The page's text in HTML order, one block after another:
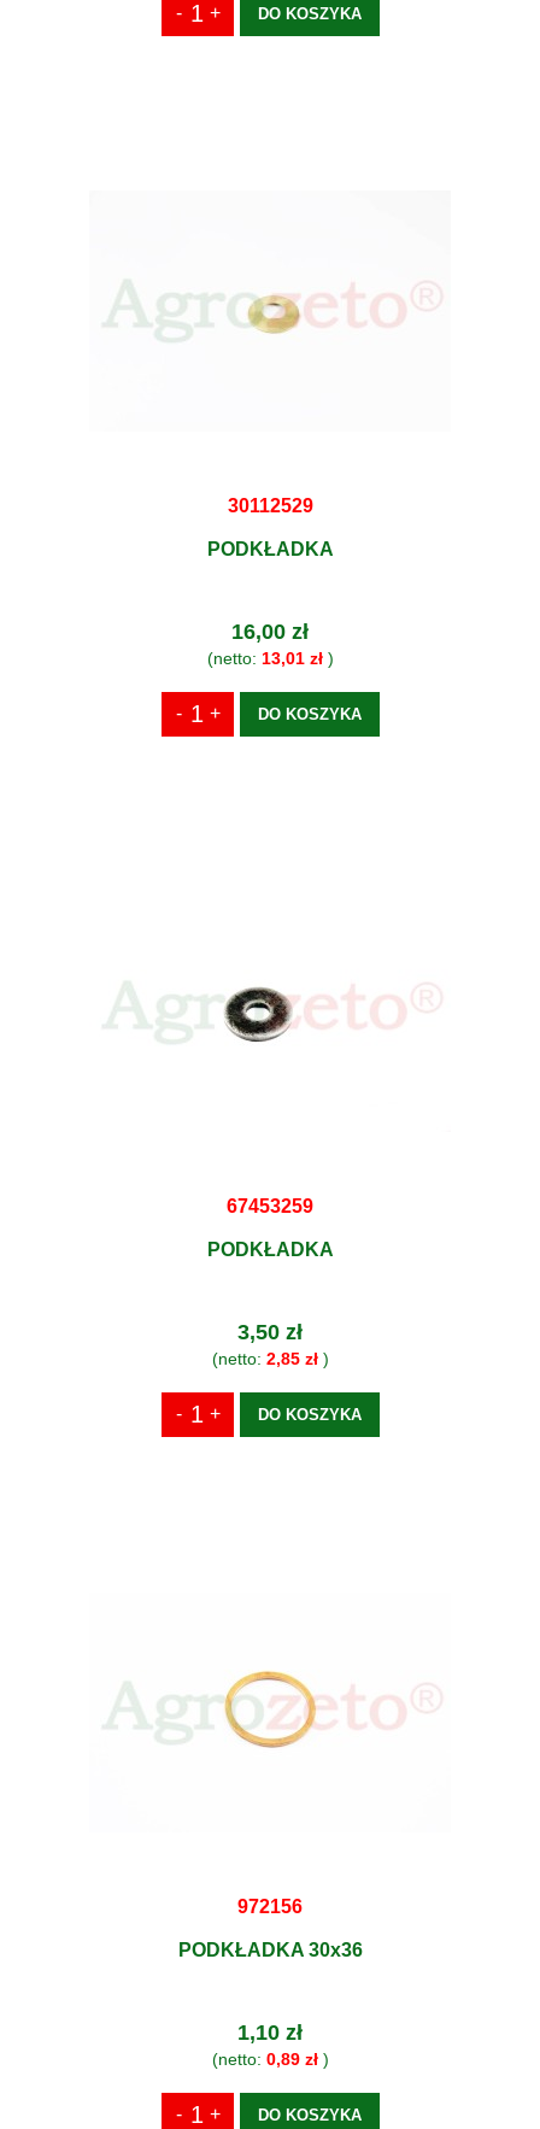
DO KOSZYKA
30112529
PODKŁADKA
16,00 zł
(netto: 13,01 zł)
DO KOSZYKA
67453259
PODKŁADKA
3,50 zł
(netto: 2,85 zł)
DO KOSZYKA
972156
PODKŁADKA 30x36
1,10 zł
(netto: 0,89 zł)
DO KOSZYKA